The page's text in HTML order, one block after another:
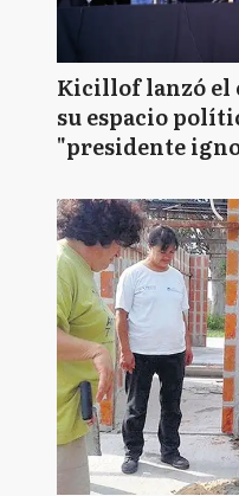
Kicillof lanzó el
su espacio
"presidente